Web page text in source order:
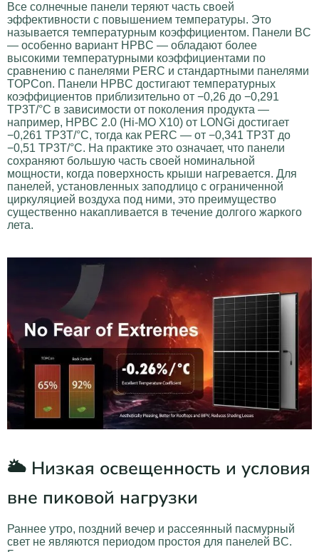
Все солнечные панели теряют часть своей
эффективности с повышением температуры. Это
называется температурным коэффициентом. Панели BC
— особенно вариант HPBC — обладают более
высокими температурными коэффициентами по
сравнению с панелями PERC и стандартными панелями
TOPCon. Панели HPBC достигают температурных
коэффициентов приблизительно от −0,26 до −0,291
TP3T/°C в зависимости от поколения продукта —
например, HPBC 2.0 (Hi-MO X10) от LONGi достигает
−0,261 TP3T/°C, тогда как PERC — от −0,341 TP3T до
−0,51 TP3T/°C. На практике это означает, что панели
сохраняют большую часть своей номинальной
мощности, когда поверхность крыши нагревается. Для
панелей, установленных заподлицо с ограниченной
циркуляцией воздуха под ними, это преимущество
существенно накапливается в течение долгого жаркого
лета.
🌥️ Низкая освещенность и условия
вне пиковой нагрузки
Раннее утро, поздний вечер и рассеянный пасмурный
свет не являются периодом простоя для панелей BC.